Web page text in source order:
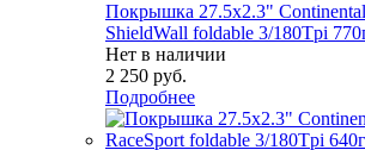
Покрышка 27.5x2.3"
ShieldWall foldable 3/180Tpi
Нет в наличии
2 250 руб.
Подробнее